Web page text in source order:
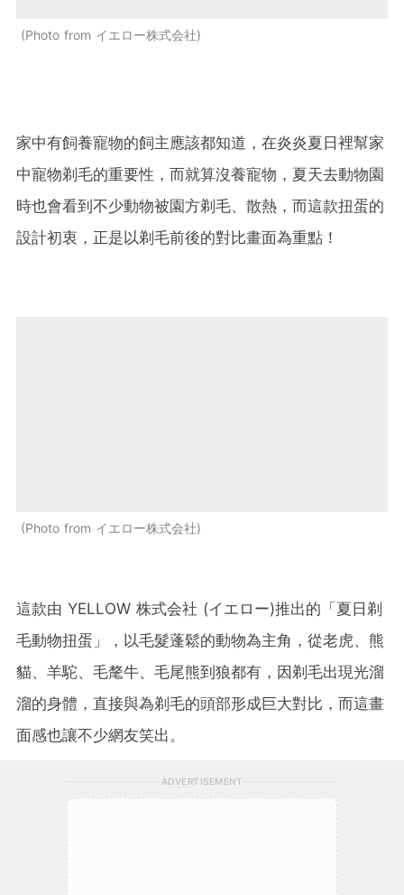
Photo from イエロー株式会社
家中有飼養寵物的飼主應該都知道，在炎炎夏日裡幫家
中寵物剃毛的重要性，而就算沒養寵物，夏天去動物園
時也會看到不少動物被園方剃毛、散熱，而這款扭蛋的
設計初衷，正是以剃毛前後的對比畫面為重點！
Photo from イエロー株式会社
這款由 YELLOW 株式会社 (イエロー)推出的「夏日剃
毛動物扭蛋」，以毛髮蓬鬆的動物為主角，從老虎、熊
貓、羊駝、毛氂牛、毛尾熊到狼都有，因剃毛出現光溜
溜的身體，直接與為剃毛的頭部形成巨大對比，而這畫
面感也讓不少網友笑出。
ADVERTISEMENT